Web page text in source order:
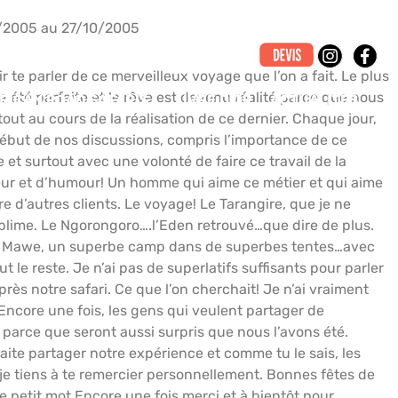
ROAD SAFARIS LIVRE D’OR ACTUALITÉS
au 27/10/2005
te parler de ce merveilleux voyage que l’on a fait. Le plus
été parfaite et le rêve est devenu réalité parce que nous
au cours de la réalisation de ce dernier. Chaque jour,
de nos discussions, compris l’importance de ce
et surtout avec une volonté de faire ce travail de la
et d’humour! Un homme qui aime ce métier et qui aime
clients. Le voyage! Le Tarangire, que je ne
Le Ngorongoro….l’Eden retrouvé…que dire de plus.
un superbe camp dans de superbes tentes…avec
le reste. Je n’ai pas de superlatifs suffisants pour parler
notre safari. Ce que l’on cherchait! Je n’ai vraiment
une fois, les gens qui veulent partager de
que seront aussi surpris que nous l’avons été.
partager notre expérience et comme tu le sais, les
tiens à te remercier personnellement. Bonnes fêtes de